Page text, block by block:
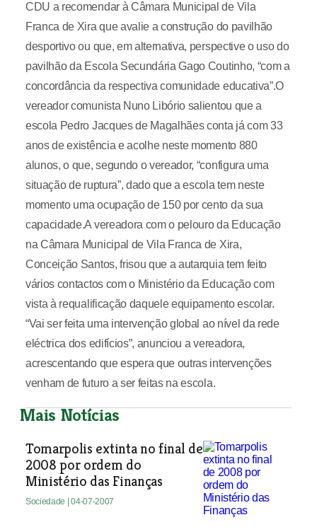
CDU a recomendar à Câmara Municipal de Vila
Franca de Xira que avalie a construção do pavilhão
desportivo ou que, em alternativa, perspective o uso do
pavilhão da Escola Secundária Gago Coutinho, “com a
concordância da respectiva comunidade educativa”.O
vereador comunista Nuno Libório salientou que a
escola Pedro Jacques de Magalhães conta já com 33
anos de existência e acolhe neste momento 880
alunos, o que, segundo o vereador, “configura uma
situação de ruptura”, dado que a escola tem neste
momento uma ocupação de 150 por cento da sua
capacidade.A vereadora com o pelouro da Educação
na Câmara Municipal de Vila Franca de Xira,
Conceição Santos, frisou que a autarquia tem feito
vários contactos com o Ministério da Educação com
vista à requalificação daquele equipamento escolar.
“Vai ser feita uma intervenção global ao nível da rede
eléctrica dos edifícios”, anunciou a vereadora,
acrescentando que espera que outras intervenções
venham de futuro a ser feitas na escola.
Mais Notícias
Tomarpolis extinta no final de
2008 por ordem do
Ministério das Finanças
Sociedade | 04-07-2007